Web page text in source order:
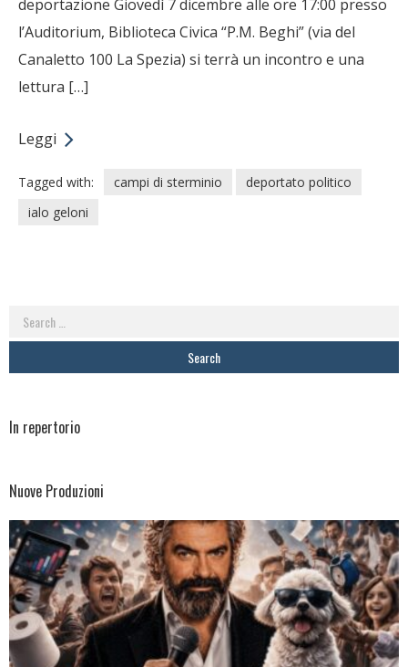
deportazione Giovedì 7 dicembre alle ore 17:00 presso
l’Auditorium, Biblioteca Civica “P.M. Beghi” (via del
Canaletto 100 La Spezia) si terrà un incontro e una
lettura […]
Leggi
Tagged with: campi di sterminio
deportato politico
ialo geloni
Search
for:
In repertorio
Nuove Produzioni